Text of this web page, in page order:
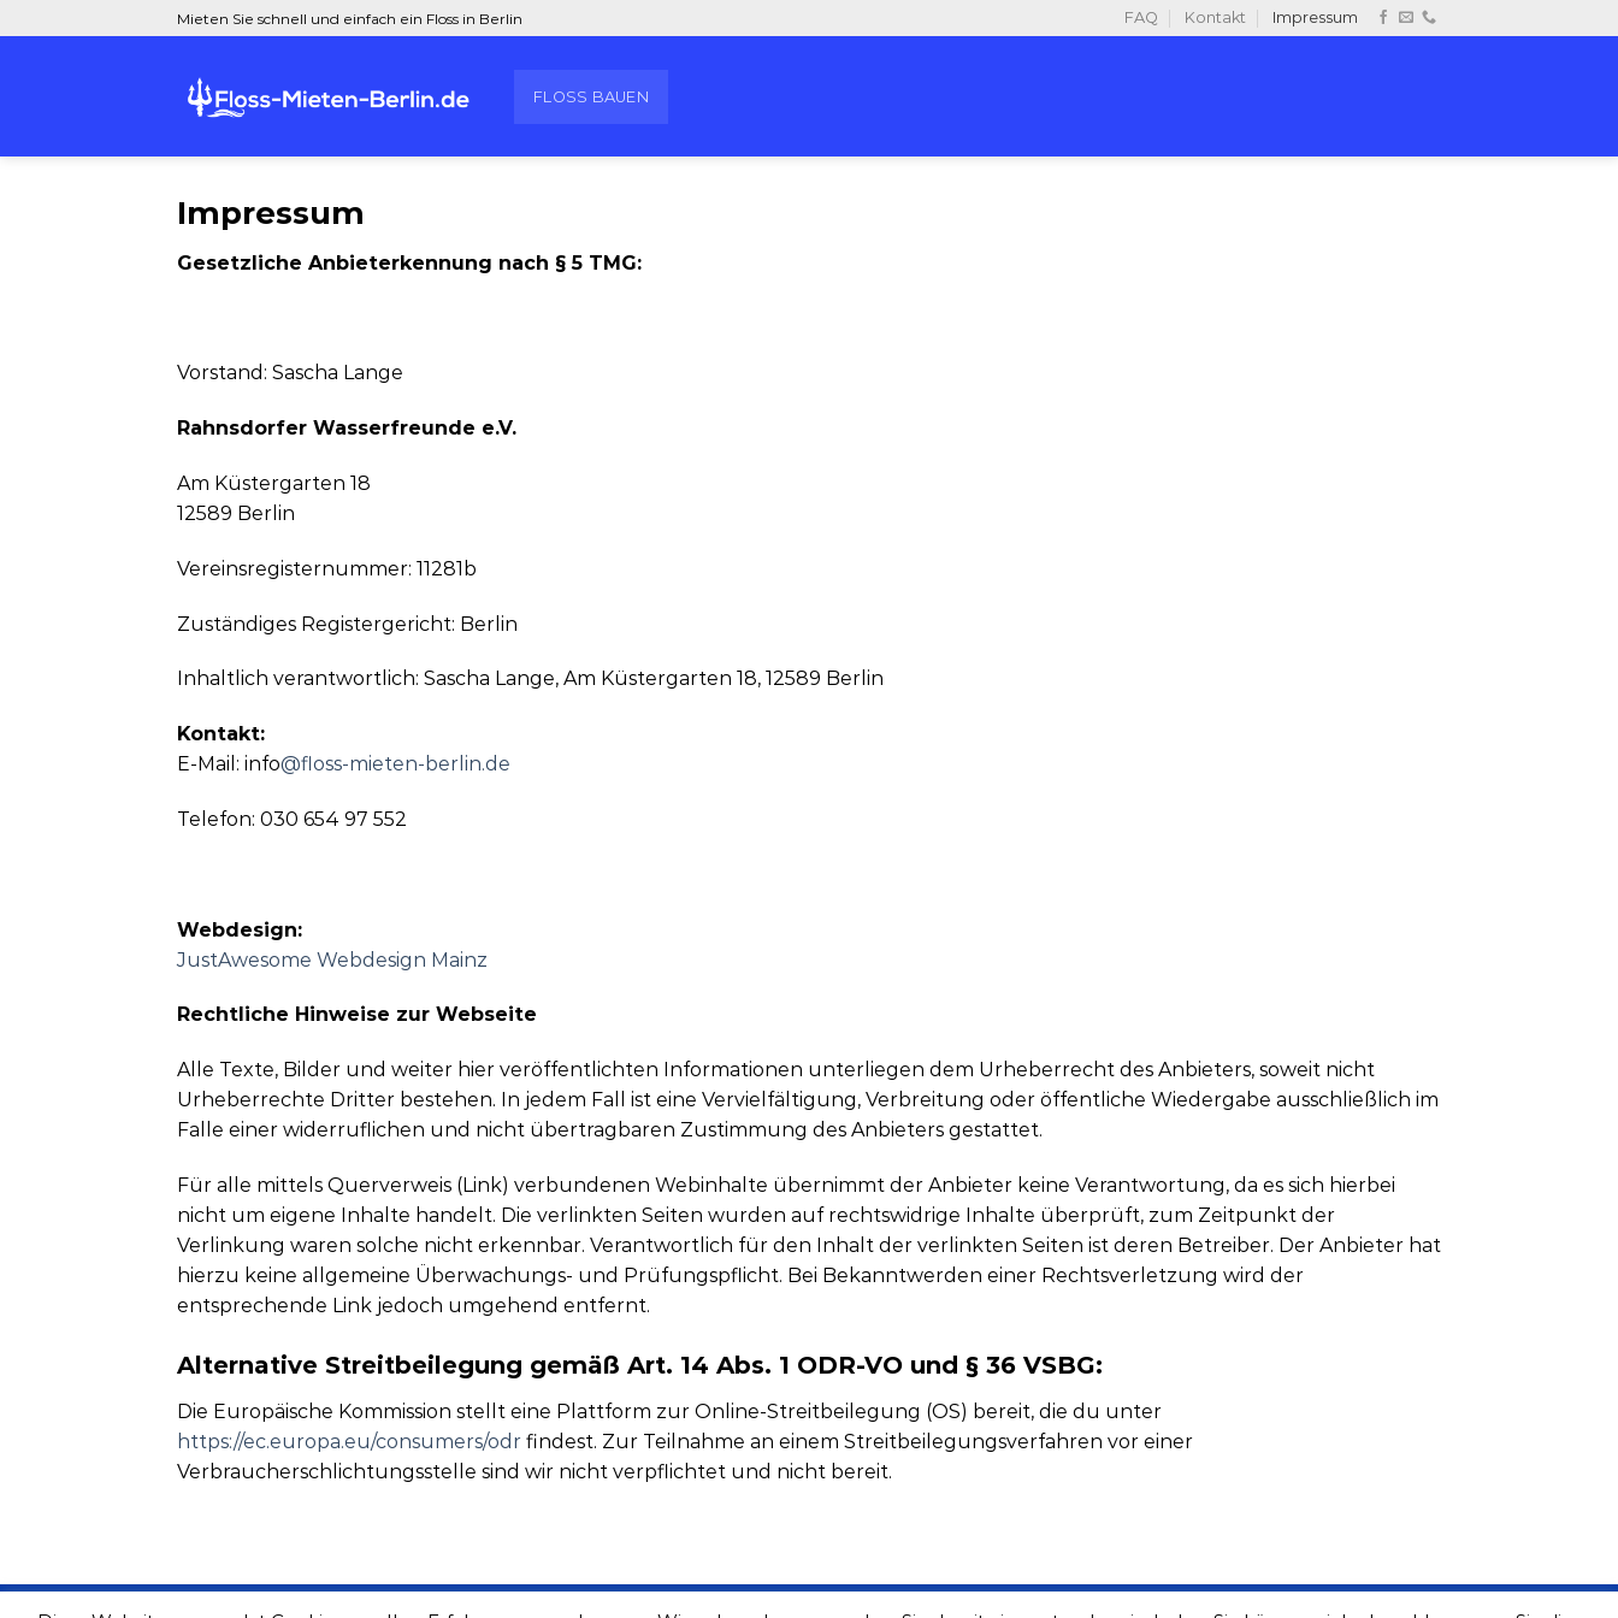
Inhalt
Mieten Sie schnell und einfach ein Floss in Berlin FAQ Kontakt Impressum
FLOSS BAUEN
Impressum
Gesetzliche Anbieterkennung nach § 5 TMG:
Vorstand: Sascha Lange
Rahnsdorfer Wasserfreunde e.V.
Am Küstergarten 18
12589 Berlin
Vereinsregisternummer: 11281b
Zuständiges Registergericht: Berlin
Inhaltlich verantwortlich: Sascha Lange, Am Küstergarten 18, 12589 Berlin
Kontakt:
E-Mail: info@floss-mieten-berlin.de
Telefon: 030 654 97 552
Webdesign:
JustAwesome Webdesign Mainz
Rechtliche Hinweise zur Webseite
Alle Texte, Bilder und weiter hier veröffentlichten Informationen unterliegen dem Urheberrecht des Anbieters, soweit nicht
Urheberrechte Dritter bestehen. In jedem Fall ist eine Vervielfältigung, Verbreitung oder öffentliche Wiedergabe ausschließlich im
Falle einer widerruflichen und nicht übertragbaren Zustimmung des Anbieters gestattet.
Für alle mittels Querverweis (Link) verbundenen Webinhalte übernimmt der Anbieter keine Verantwortung, da es sich hierbei
nicht um eigene Inhalte handelt. Die verlinkten Seiten wurden auf rechtswidrige Inhalte überprüft, zum Zeitpunkt der
Verlinkung waren solche nicht erkennbar. Verantwortlich für den Inhalt der verlinkten Seiten ist deren Betreiber. Der Anbieter hat
hierzu keine allgemeine Überwachungs- und Prüfungspflicht. Bei Bekanntwerden einer Rechtsverletzung wird der
entsprechende Link jedoch umgehend entfernt.
Alternative Streitbeilegung gemäß Art. 14 Abs. 1 ODR-VO und § 36 VSBG:
Die Europäische Kommission stellt eine Plattform zur Online-Streitbeilegung (OS) bereit, die du unter
https://ec.europa.eu/consumers/odr findest. Zur Teilnahme an einem Streitbeilegungsverfahren vor einer
Verbraucherschlichtungsstelle sind wir nicht verpflichtet und nicht bereit.